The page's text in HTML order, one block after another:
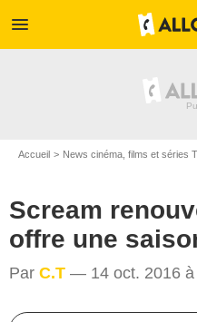
menu
Accueil News cinéma, films et séries
Scream
offre une
Par C.T — 14 oct. 2016 à